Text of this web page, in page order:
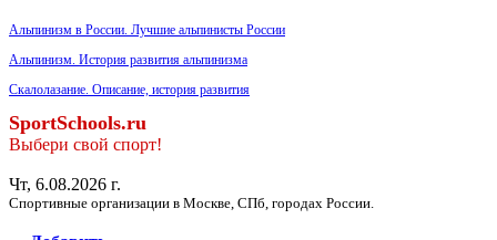
Альпинизм в России. Лучшие альпинисты России
Альпинизм. История развития альпинизма
Скалолазание. Описание, история развития
SportSchools.ru
Выбери свой спорт!
Чт, 6.08.2026 г.
Спортивные организации в Москве, СПб, городах России.